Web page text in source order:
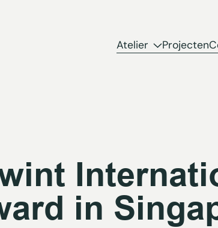
Atelier Projecten
in